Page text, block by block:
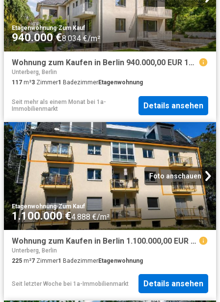
Etagenwohnung·Zum Kauf
940.000 €8.034 €/m²
Wohnung zum Kaufen in Berlin 940.000,00 EUR 117.5 m²
Unterberg, Berlin
117 m²3 Zimmer1 BadezimmerEtagenwohnung
Seit mehr als einem Monat bei 1a-
Immobilienmarkt
Details ansehen
Foto anschauen
Etagenwohnung·Zum Kauf
1.100.000 €4.888 €/m²
Wohnung zum Kaufen in Berlin 1.100.000,00 EUR 225 m²
Unterberg, Berlin
225 m²7 Zimmer1 BadezimmerEtagenwohnung
Seit letzter Woche bei 1a-Immobilienmarkt Details ansehen